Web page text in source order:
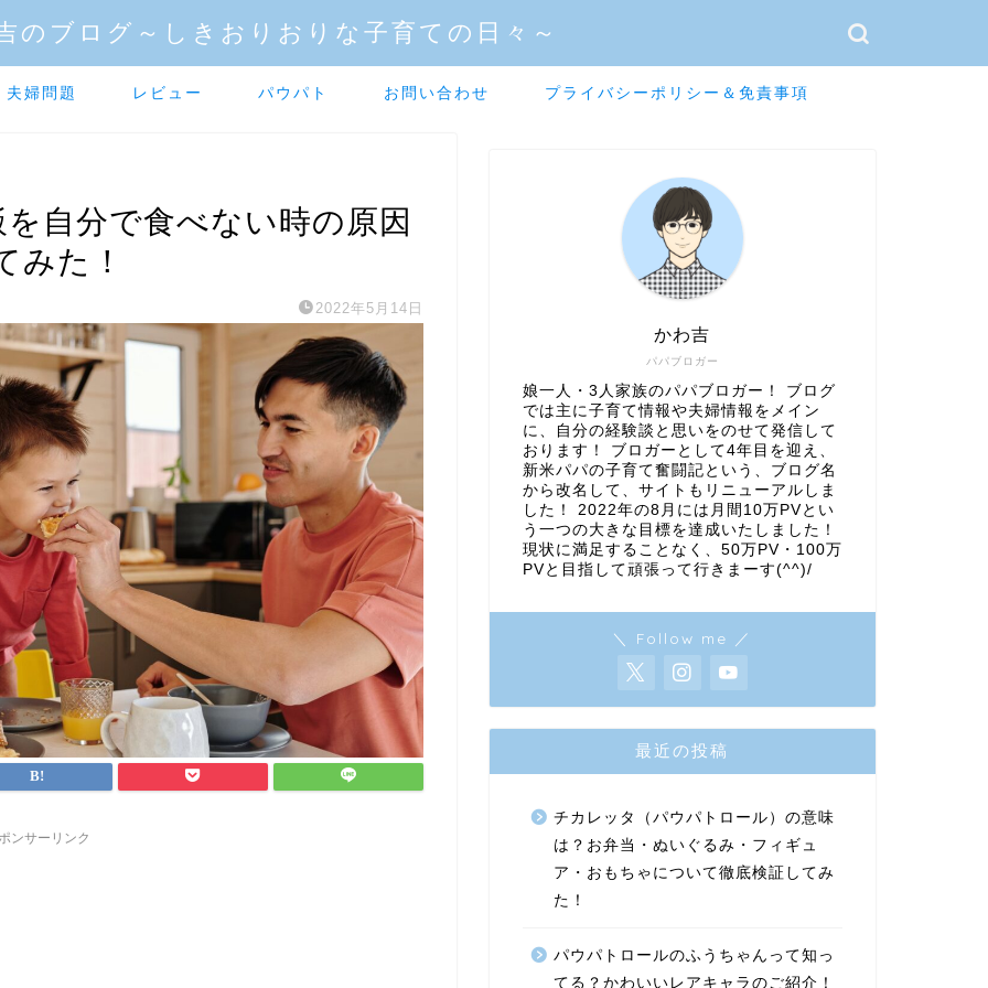
のブログ～しきおりおりな子育ての日々～
夫婦問題 レビュー パウパト お問い合わせ プライバシーポリシー＆免責事項
自分で食べない時の原因
みた！
2022年5月14日
ンサーリンク
パパブロガー
かわ吉
娘一人・3人家族のパパブロガー！ ブログ
では主に子育て情報や夫婦情報をメイン
に、自分の経験談と思いをのせて発信して
おります！ ブロガーとして4年目を迎え、
新米パパの子育て奮闘記という、ブログ名
から改名して、サイトもリニューアルしま
した！ 2022年の8月には月間10万PVとい
う一つの大きな目標を達成いたしました！
現状に満足することなく、50万PV・100万
PVと目指して頑張って行きまーす(^^)/
＼ Follow me ／
最近の投稿
チカレッタ（パウパトロール）の意味
は？お弁当・ぬいぐるみ・フィギュ
ア・おもちゃについて徹底検証してみ
た！
パウパトロールのふうちゃんって知っ
てる？かわいいレアキャラのご紹介！